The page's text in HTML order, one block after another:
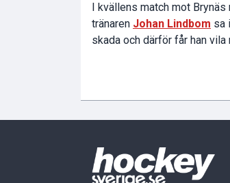
I kvällens match mot
tränaren Johan Lindbom sa
skada och därför får han vila